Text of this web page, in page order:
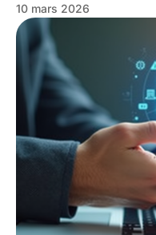
10 mars 2026